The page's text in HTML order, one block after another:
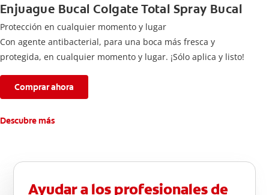
Enjuague Bucal Colgate Total Spray Bucal
Protección en cualquier momento y lugar
Con agente antibacterial, para una boca más fresca y
protegida, en cualquier momento y lugar. ¡Sólo aplica y listo!
Comprar ahora
Descubre más
Ayudar a los profesionales de